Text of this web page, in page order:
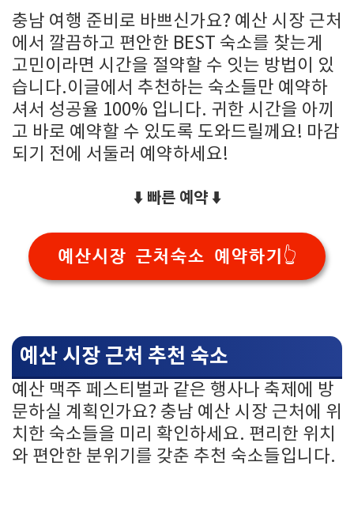
충남 여행 준비로 바쁘신가요? 예산 시장 근처
에서 깔끔하고 편안한 BEST 숙소를 찾는게
고민이라면 시간을 절약할 수 잇는 방법이 있
습니다.이글에서 추천하는 숙소들만 예약하
셔서 성공율 100% 입니다. 귀한 시간을 아끼
고 바로 예약할 수 있도록 도와드릴께요! 마감
되기 전에 서둘러 예약하세요!
⬇️ 빠른 예약 ⬇️
예산시장 근처숙소 예약하기👆
예산 시장 근처 추천 숙소
예산 맥주 페스티벌과 같은 행사나 축제에 방
문하실 계획인가요? 충남 예산 시장 근처에 위
치한 숙소들을 미리 확인하세요. 편리한 위치
와 편안한 분위기를 갖춘 추천 숙소들입니다.